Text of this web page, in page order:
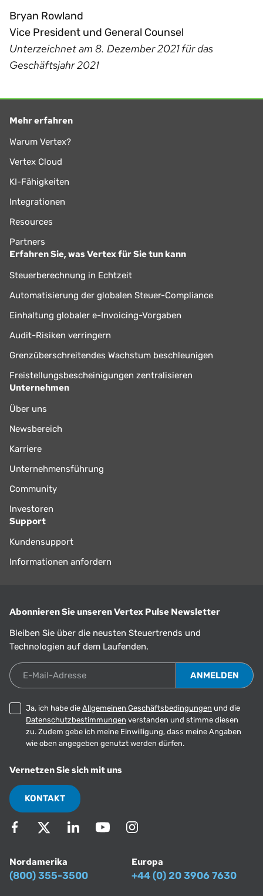
Bryan Rowland
Vice President und General Counsel
Unterzeichnet am 8. Dezember 2021 für das
Geschäftsjahr 2021
Mehr erfahren
Warum Vertex?
Vertex Cloud
KI-Fähigkeiten
Integrationen
Resources
Partners
Erfahren Sie, was Vertex für Sie tun kann
Steuerberechnung in Echtzeit
Automatisierung der globalen Steuer-Compliance
Einhaltung globaler e-Invoicing-Vorgaben
Audit-Risiken verringern
Grenzüberschreitendes Wachstum beschleunigen
Freistellungsbescheinigungen zentralisieren
Unternehmen
Über uns
Newsbereich
Karriere
Unternehmensführung
Community
Investoren
Support
Kundensupport
Informationen anfordern
Abonnieren Sie unseren Vertex Pulse Newsletter
Bleiben Sie über die neusten Steuertrends und
Technologien auf dem Laufenden.
E-Mail-Adresse
Ja, ich habe die Allgemeinen Geschäftsbedingungen und die
Datenschutzbestimmungen verstanden und stimme diesen
zu. Zudem gebe ich meine Einwilligung, dass meine Angaben
wie oben angegeben genutzt werden dürfen.
Vernetzen Sie sich mit uns
KONTAKT
Nordamerika
(800) 355-3500
Europa
+44 (0) 20 3906 7630